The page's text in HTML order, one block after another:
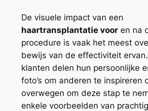
De visuele impact van een
haartransplantatie vooren na
procedure is vaak het meest
bewijs van de effectiviteit
klanten delen hun persoonlijke
foto’s om anderen te inspireren
overwegen om deze stap te
enkele voorbeelden van